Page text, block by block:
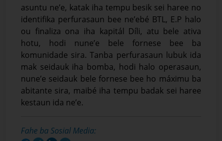
asuntu ne’e, katak iha tempu besik sei haree no
identifika perfurasaun bee ne’ebé BTL, E.P halo
ou finaliza ona iha kapitál Díli, atu bele ativa
hotu, hodi nune’e bele fornese bee ba
komunidade sira. Tanba perfurasaun lubuk ida
mak seidauk iha bomba, hodi halo operasaun,
nune’e seidauk bele fornese bee ho máximu ba
abitante sira, maibé iha tempu badak sei haree
kestaun ida ne’e.
Fahe ba Sosial Media: